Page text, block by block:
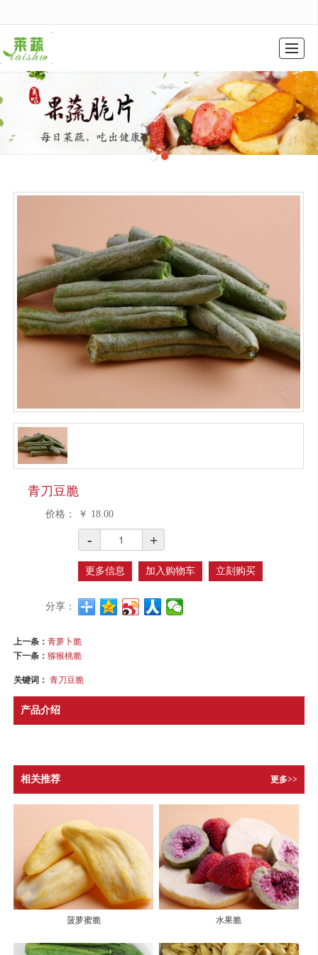
HOME PAGE 公司动态 EQUIPMENT DISPLAY INTRO VIDEO 图库展示 CONTACT US
青刀豆脆
价格： ￥ 18.00
- +
更多信息 加入购物车 立刻购买
分享：
上一条：青萝卜脆
下一条：猕猴桃脆
关键词：青刀豆脆
产品介绍
相关推荐 更多>>
菠萝蜜脆 水果脆